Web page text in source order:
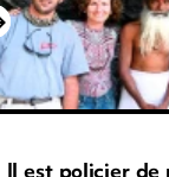
Il est policier de